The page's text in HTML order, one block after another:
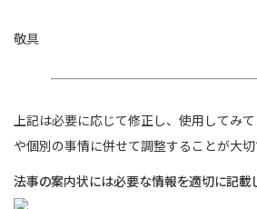
敬具
上記は必要に応じて修正し、使用してみ
や個別の事情に併せて調整することが大切
法事の案内状には必要な情報を適切に記載